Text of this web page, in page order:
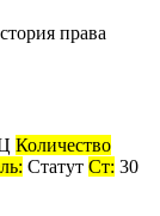
права
Количество
Статут Ст: 30